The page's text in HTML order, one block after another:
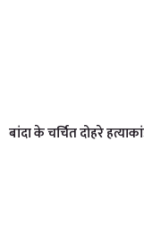
बांदा के चर्चित दोहरे